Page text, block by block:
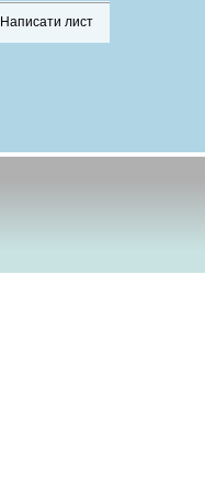
Написати лист